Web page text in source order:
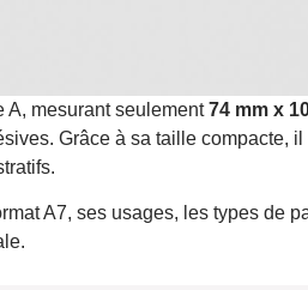
A, mesurant seulement74 mm x
Grâce à sa taille compacte,
A7, ses usages, les types de